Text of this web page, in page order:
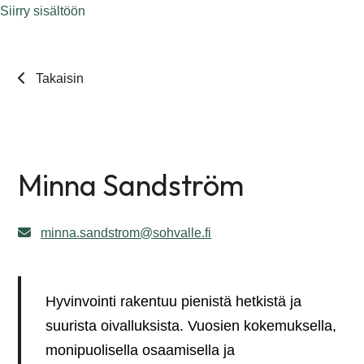
Siirry sisältöön
Takaisin
Minna Sandström
minna.sandstrom@sohvalle.fi
Hyvinvointi rakentuu pienistä hetkistä ja
suurista oivalluksista. Vuosien kokemuksella,
monipuolisella osaamisella ja